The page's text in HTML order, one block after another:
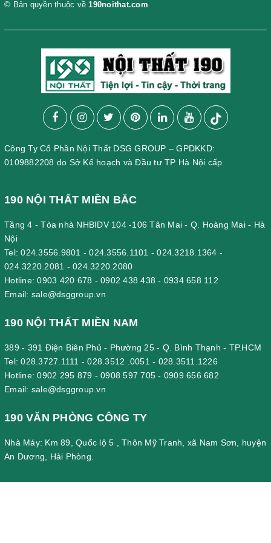
© Bản quyền thuộc về190noithat.com
Công Ty Cổ Phần Nội Thất DSG GROUP – GPDKKD:
0109882208 do Sở Kế hoạch và Đầu tư TP Hà Nội cấp
190 NỘI THẤT MIỀN BẮC
Tầng 4 - Tòa nhà NHBIDV 104 -106 Tân Mai - Q. Hoàng Mai - Hà
Nội
Tel:024.3556.9801 -024.3556.1101 -024.3218.1364 -
024.3220.2081 - 024.3220.2080
Hotline:0903 420 678 - 0902 438 438 - 0934 658 112
Email: sale@dsggroup.vn
190 NỘI THẤT MIỀN NAM
389 - 391 Điện Biên Phủ - Phường 25 - Q. Bình Thạnh - TP.HCM
Tel:028.3727.1111 -028.3512 .0051- 028.3511.1226
Hotline:0902 295 879 - 0908 597 705 - 0909 656 682
Email: sale@dsggroup.vn
190 VĂN PHÒNG CÔNG TY
Nhà Máy: Km 89, Quốc lộ 5 , Thôn Mỹ Tranh, xã Nam Sơn, huyện
An Dương, Hải Phòng.